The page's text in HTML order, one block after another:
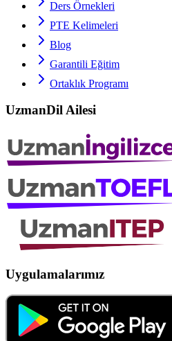
Ders Örnekleri
PTE Kelimeleri
Blog
Garantili Eğitim
Ortaklık Programı
UzmanDil Ailesi
Uygulamalarımız